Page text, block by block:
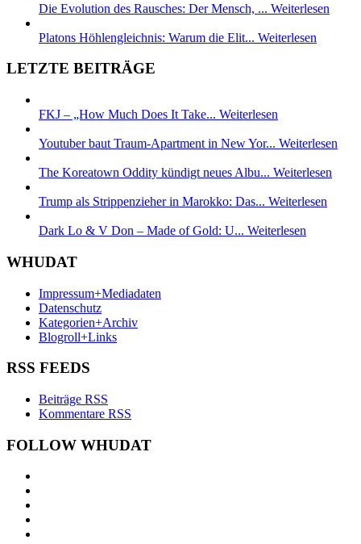
Die Evolution des Rausches: Der Mensch, ... Weiterlesen
Platons Höhlengleichnis: Warum die Elit... Weiterlesen
LETZTE BEITRÄGE
FKJ – „How Much Does It Take... Weiterlesen
Youtuber baut Traum-Apartment in New Yor... Weiterlesen
The Koreatown Oddity kündigt neues Albu... Weiterlesen
Trump als Strippenzieher in Marokko: Das... Weiterlesen
Dark Lo & V Don – Made of Gold: U... Weiterlesen
WHUDAT
Impressum+Mediadaten
Datenschutz
Kategorien+Archiv
Blogroll+Links
RSS FEEDS
Beiträge RSS
Kommentare RSS
FOLLOW WHUDAT